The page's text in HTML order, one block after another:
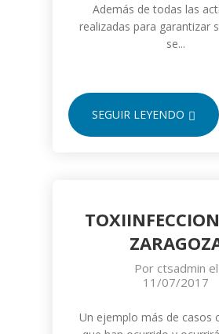
Además de todas las
realizadas para garantizar
se...
SEGUIR LEYENDO
Por ctsadmin el
11/07/2017
Un ejemplo más de casos